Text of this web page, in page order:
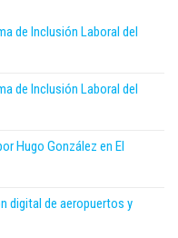
de Inclusión Laboral del
de Inclusión Laboral del
Hugo González en El
digital de aeropuertos y